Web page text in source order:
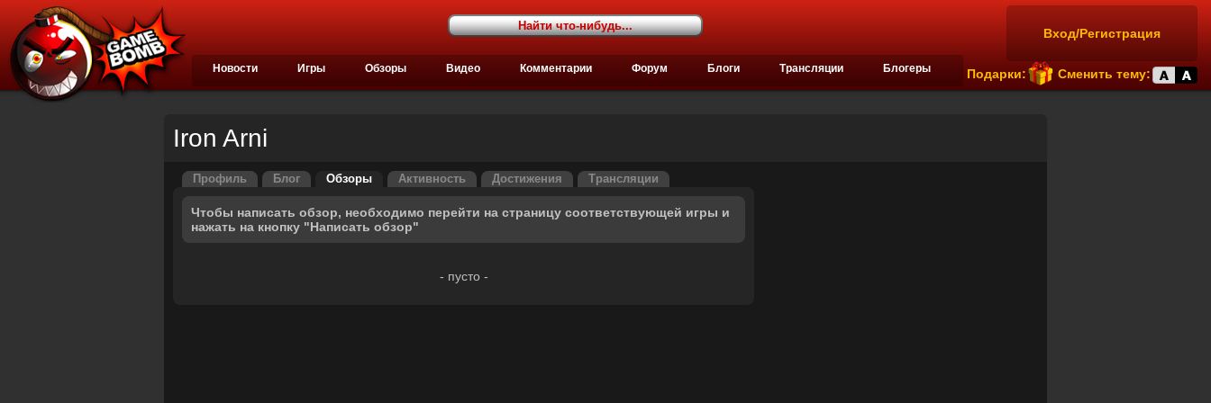
Вход/Регистрация
Подарки: Сменить тему:
Новости Игры Обзоры Видео Комментарии Форум Блоги Трансляции Блогеры
Iron Arni
Профиль Блог Обзоры Активность Достижения Трансляции
Чтобы написать обзор, необходимо перейти на страницу соответствующей игры и
нажать на кнопку "Написать обзор"
- пусто -